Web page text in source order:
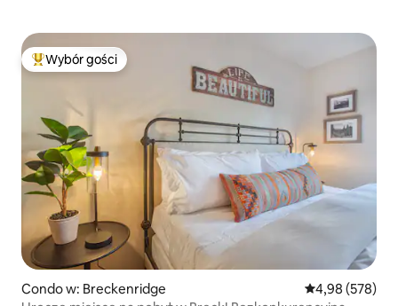
Najpopularniejsze z kategorii Wybór gości
Wybór gości
Condo w: Breckenridge Średnia
4,98 (578)